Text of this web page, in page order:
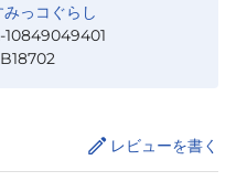
みっコぐらし
10849049401
レビューを書く